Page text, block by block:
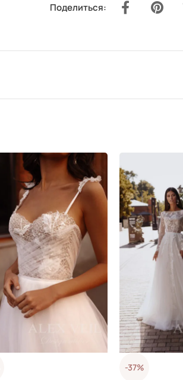
Поделиться:
-37%